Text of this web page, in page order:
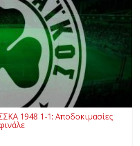
1948 1-1: Αποδοκιμασίες